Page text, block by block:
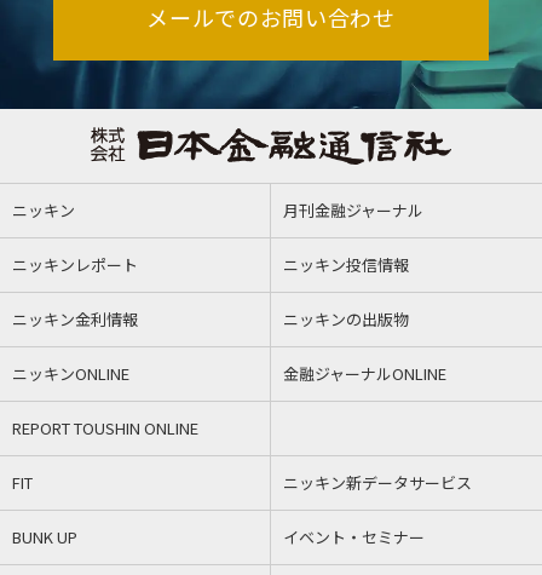
メールでのお問い合わせ
ニッキン 月刊金融ジャーナル
ニッキンレポート ニッキン投信情報
ニッキン金利情報 ニッキンの出版物
ニッキンONLINE 金融ジャーナルONLINE
REPORT TOUSHIN ONLINE
FIT ニッキン新データサービス
BUNK UP イベント・セミナー